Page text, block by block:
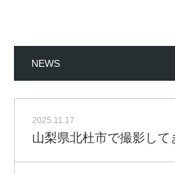
NEWS
2025.11.17
山梨県北杜市で撮影して